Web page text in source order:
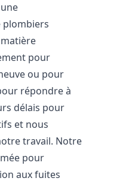
plombiers
pour
ou pour
répondre à
délais pour
et nous
travail. Notre
pour
aux fuites